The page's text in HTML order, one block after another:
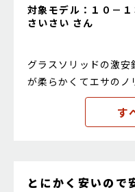
対象モデル：１０－１
さいさい さん
グラスソリッドの激
が柔らかくてエサの
す
とにかく安いので